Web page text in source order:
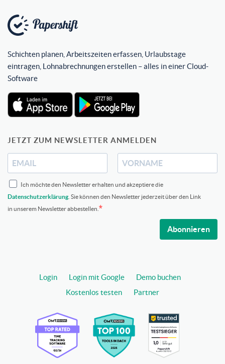
Schichten planen, Arbeitszeiten erfassen, Urlaubstage
eintragen, Lohnabrechnungen erstellen – alles in einer Cloud-
Software
JETZT ZUM NEWSLETTER ANMELDEN
Ich möchte den Newsletter erhalten und akzeptiere die
Datenschutzerklärung . Sie können den Newsletter jederzeit über den Link
in unserem Newsletter abbestellen.
Abonnieren
Login Login mit Google
Demo buchen
Kostenlos testen
Partner